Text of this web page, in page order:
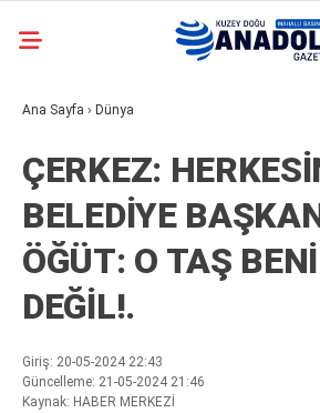
bonusu
veren
siteler
deneme
bonusu
siteler
deneme
bonusu
veren
Ana Sayfa › Dünya
ÇERKEZ:
BELEDİYE
ÖĞÜT: O TAŞ
DEĞİL!.
Giriş: 20-05-2024 22:43
Güncelleme: 21-05-2024 21:46
Kaynak: HABER MERKEZİ